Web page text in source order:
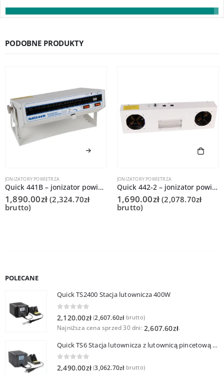
PODOBNE PRODUKTY
JONIZATORY POWIETRZA
Quick 441B – jonizator powietrza
1,890.00zł (2,324.70zł
brutto)
JONIZATORY POWIETRZA
Quick 442-2 – jonizator powietrza
1,690.00zł (2,078.70zł
brutto)
POLECANE
Quick TS2400 Stacja lutownicza 400W
2,120.00zł (2,607.60złbrutto)
Najniższa cena sprzed 30 dni: 2,607.60zł.
Quick TS6 Stacja lutownicza z lutownicą pincetową 60W
0 out of 5
2,490.00zł (3,062.70złbrutto)